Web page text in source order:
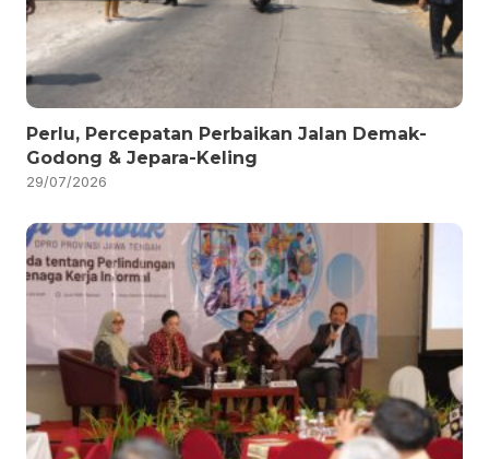
Perlu, Percepatan Perbaikan Jalan Demak-
Godong & Jepara-Keling
29/07/2026